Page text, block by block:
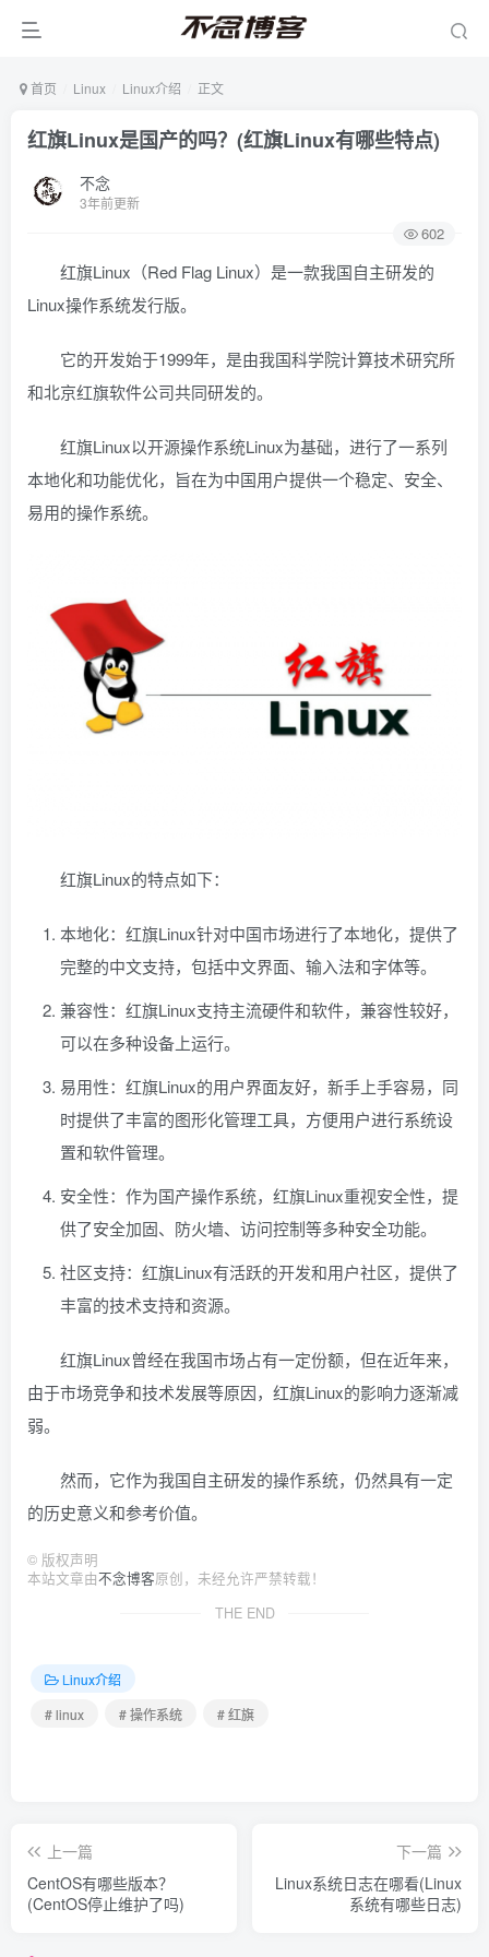
首页 Linux Linux介绍 正文
红旗Linux是国产的吗？(红旗Linux有哪些特点)
不念
3年前更新
602
红旗Linux（Red Flag Linux）是一款我国自主研发的
Linux操作系统发行版。
它的开发始于1999年，是由我国科学院计算技术研究所
和北京红旗软件公司共同研发的。
红旗Linux以开源操作系统Linux为基础，进行了一系列
本地化和功能优化，旨在为中国用户提供一个稳定、安全、
易用的操作系统。
红旗Linux的特点如下：
本地化：红旗Linux针对中国市场进行了本地化，提供了
完整的中文支持，包括中文界面、输入法和字体等。
兼容性：红旗Linux支持主流硬件和软件，兼容性较好，
可以在多种设备上运行。
易用性：红旗Linux的用户界面友好，新手上手容易，同
时提供了丰富的图形化管理工具，方便用户进行系统设
置和软件管理。
安全性：作为国产操作系统，红旗Linux重视安全性，提
供了安全加固、防火墙、访问控制等多种安全功能。
社区支持：红旗Linux有活跃的开发和用户社区，提供了
丰富的技术支持和资源。
红旗Linux曾经在我国市场占有一定份额，但在近年来，
由于市场竞争和技术发展等原因，红旗Linux的影响力逐渐减
弱。
然而，它作为我国自主研发的操作系统，仍然具有一定
的历史意义和参考价值。
© 版权声明
本站文章由不念博客原创，未经允许严禁转载！
THE END
Linux介绍
# linux
# 操作系统 # 红旗
上一篇
CentOS有哪些版本？
(CentOS停止维护了吗)
下一篇
Linux系统日志在哪看(Linux
系统有哪些日志)